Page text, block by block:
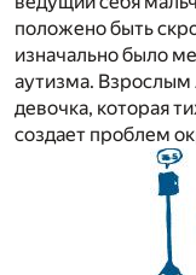
положено быть
изначально было
аутизма. Взрослым
девочка, которая
создает проблем